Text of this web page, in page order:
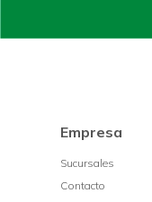
Empresa
Sucursales
Contacto